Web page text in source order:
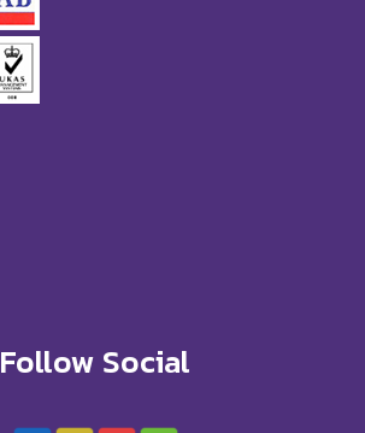
Follow Social